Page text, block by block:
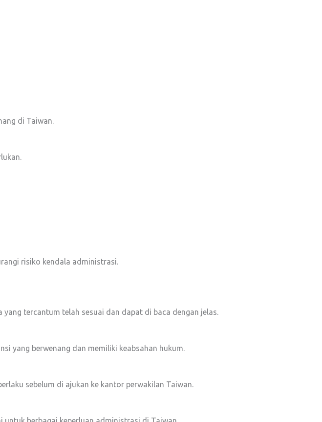
di Taiwan.
risiko kendala administrasi.
tercantum telah sesuai dan dapat di baca dengan jelas.
yang berwenang dan memiliki keabsahan hukum.
sebelum di ajukan ke kantor perwakilan Taiwan.